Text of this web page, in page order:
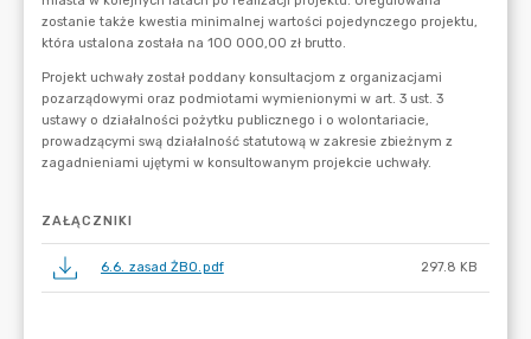
ZAŁĄCZNIKI
6.6. zasad ŻBO.pdf 297.8 KB